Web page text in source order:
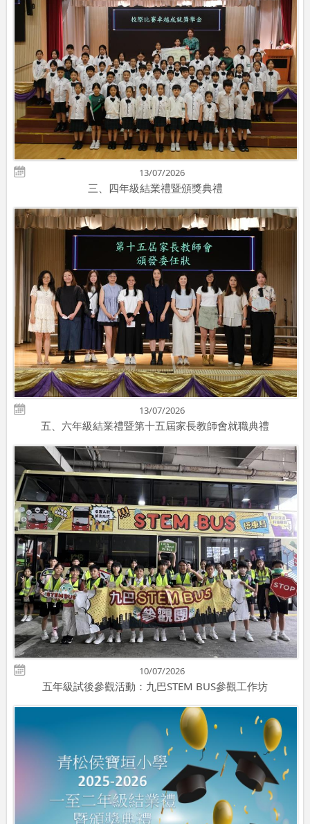
13/07/2026
三、四年級結業禮暨頒獎典禮
13/07/2026
五、六年級結業禮暨第十五屆家長教師會就職典禮
10/07/2026
五年級試後參觀活動：九巴STEM BUS參觀工作坊